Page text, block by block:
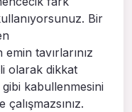
Bir
tavırlarınız
olarak dikkat
kabullenmesini